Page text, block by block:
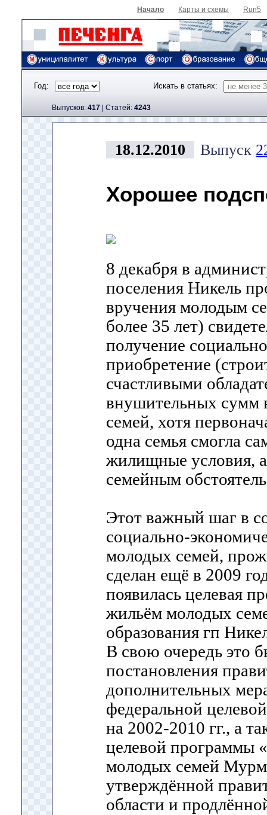
Начало Карты и схемы Run5
Год: Искать в статьях:
Выпусков: 417 | Cтатей: 4243
18.12.2010 Выпуск
Хорошее
8 декабря в
поселения Никель
вручения молодым
более 35 лет)
получение
приобретение
счастливыми
внушительных сумм
семей, хотя
одна семья смогла
жилищные условия, а
семейным
Этот важный шаг в
социально-
молодых семей,
сделан ещё в 2009
появилась целевая
жильём молодых
образования гп
В свою очередь это
постановления
дополнительных
федеральной
на 2002-2010 гг., а
целевой программы
молодых семей
утверждённой
области и